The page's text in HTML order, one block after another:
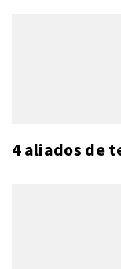
4 aliados de